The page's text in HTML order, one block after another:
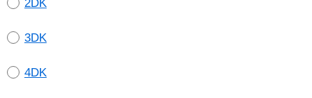
2DK
3DK
4DK